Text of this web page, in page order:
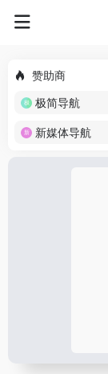
赞助商
极简导航
新媒体导航